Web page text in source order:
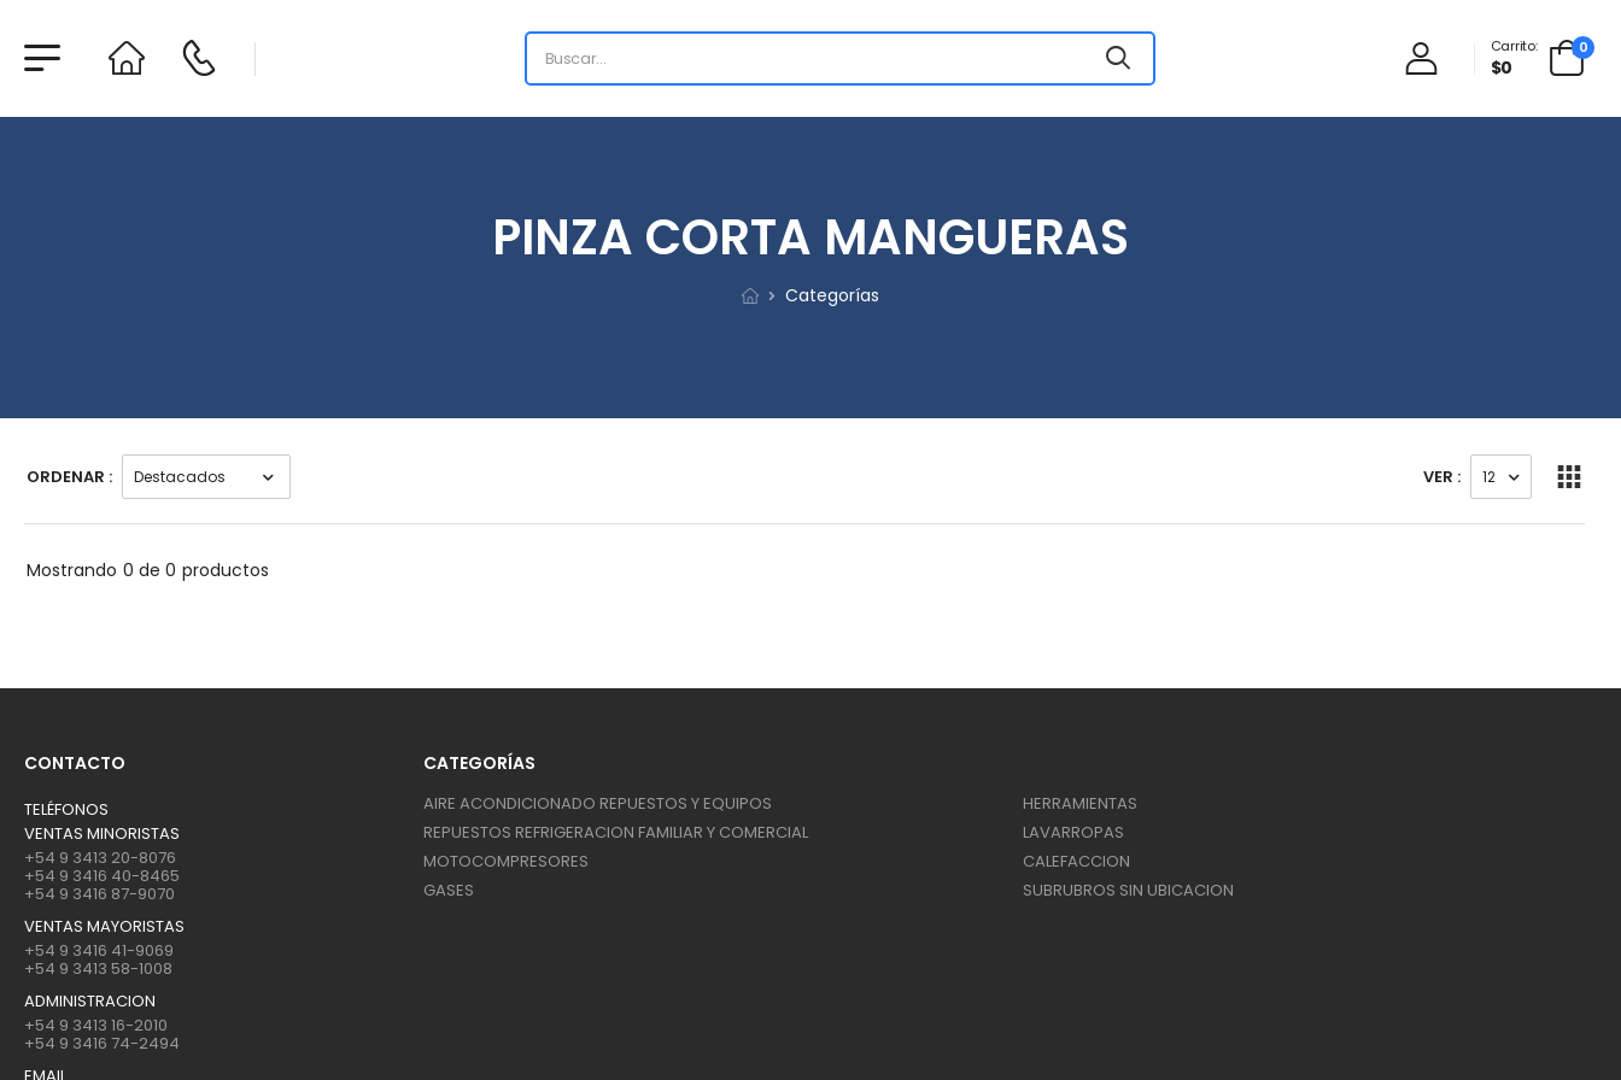
Carrito:
$0
0
PINZA CORTA MANGUERAS
Categorías
ORDENAR : VER :
Mostrando 0 de 0 productos
CATEGORÍAS
AIRE ACONDICIONADO REPUESTOS Y EQUIPOS
REPUESTOS REFRIGERACION FAMILIAR Y COMERCIAL
MOTOCOMPRESORES
GASES
HERRAMIENTAS
LAVARROPAS
CALEFACCION
SUBRUBROS SIN UBICACION
CONTACTO
TELÉFONOS
VENTAS MINORISTAS
+54 9 3413 20-8076
+54 9 3416 40-8465
+54 9 3416 87-9070
VENTAS MAYORISTAS
+54 9 3416 41-9069
+54 9 3413 58-1008
ADMINISTRACION
+54 9 3413 16-2010
+54 9 3416 74-2494